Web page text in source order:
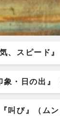
、スピード
象・日の出』
『叫び』（ムン